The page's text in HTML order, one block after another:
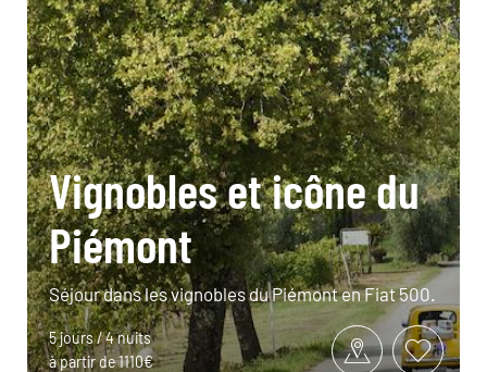
Vignobles et icône du
Piémont
Séjour dans les vignobles du Piémont en Fiat 500.
5 jours / 4 nuits
à partir de 1110€